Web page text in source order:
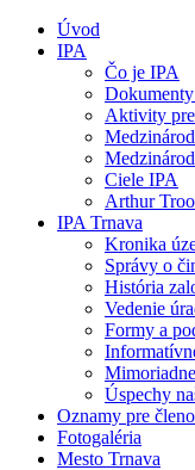
Úvod
IPA
Čo je IPA
Aktivity
Ciele IPA
Arthur
IPA Trnava
Kronika
Správy o
História
Vedenie
Formy a
Úspechy
Oznamy pre
Fotogaléria
Mesto Trnava